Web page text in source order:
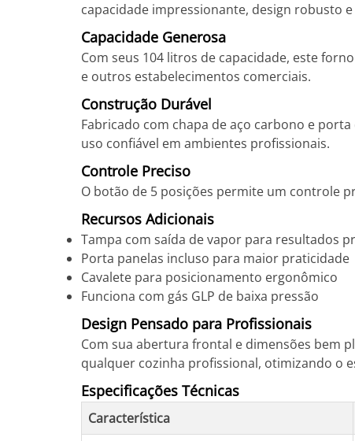
capacidade impressionante, design robusto
Capacidade Generosa
Com seus 104 litros de capacidade, este
e outros estabelecimentos comerciais.
Construção Durável
Fabricado com chapa de aço carbono e
uso confiável em ambientes profissionais.
Controle Preciso
O botão de 5 posições permite um controle
Recursos Adicionais
Tampa com saída de vapor para resultados
Porta panelas incluso para maior praticidade
Cavalete para posicionamento ergonômico
Funciona com gás GLP de baixa pressão
Design Pensado para Profissionais
Com sua abertura frontal e dimensões bem
qualquer cozinha profissional, otimizando o
Especificações Técnicas
Característica